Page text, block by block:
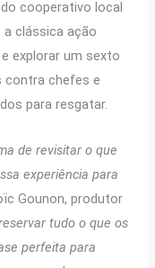
cooperativo local
clássica ação
explorar um sexto
contra chefes e
para resgatar.
de revisitar o que
experiência para
Gounon, produtor
tudo o que os
perfeita para